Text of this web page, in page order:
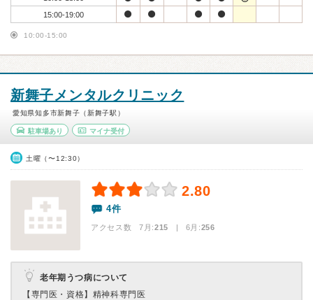
15:00-19:00
10:00-15:00
新舞子メンタルクリニック
愛知県知多市新舞子（新舞子駅）
駐車場あり マイナ受付
土曜（〜12:30）
2.80
4件
アクセス数 7月:215 | 6月:256
老年期うつ病について
【専門医・資格】 精神科専門医